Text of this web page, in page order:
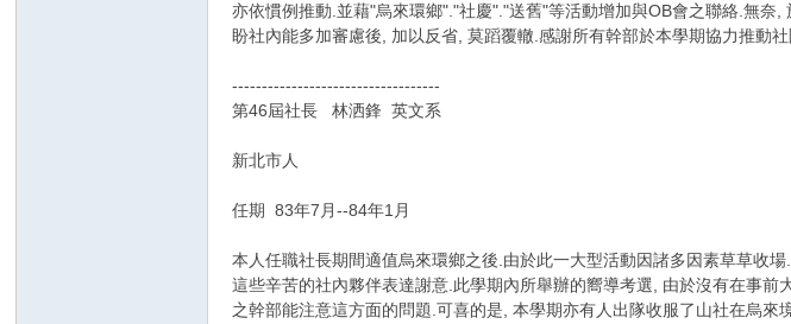
亦依慣例推動.並藉"烏來環鄉"."社慶"."送舊"等活動增加與OB會之聯絡.無
盼社內能多加審慮後, 加以反省, 莫蹈覆轍.感謝所有幹部於本學期協力推動社
-----------------------------------
第46屆社長 林洒鋒 英文系
新北市人
任期 83年7月--84年1月
本人任職社長期間適值烏來環鄉之後.由於此一大型活動因諸多因素草草收
這些辛苦的社內夥伴表達謝意.此學期內所舉辦的嚮導考選, 由於沒有在事
之幹部能注意這方面的問題.可喜的是, 本學期亦有人出隊收服了山社在烏